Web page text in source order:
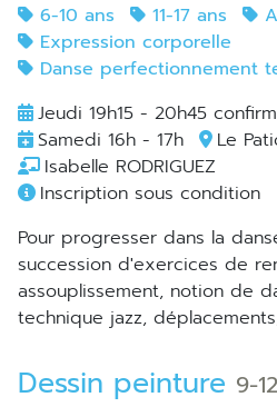
6-10 ans 11-17 ans
Expression corporelle
Danse perfectionnement
Jeudi 19h15 - 20h45
Samedi 16h - 17h
Le
Isabelle RODRIGUEZ
Inscription sous condition
Pour progresser dans la danse, il s'agit d'une
succession d'exercices de
assouplissement, notion de
technique jazz,
Dessin peinture 9-